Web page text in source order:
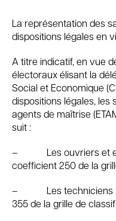
La représentation des
dispositions légales en
A titre indicatif, en vue
électoraux élisant la
Social et Economique
dispositions légales, les
agents de maîtrise
suit :
– Les ouvriers et
coefficient 250 de la
– Les techniciens :
355 de la grille de